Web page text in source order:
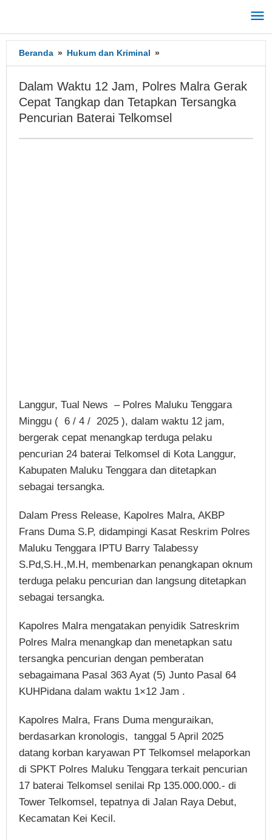
konten
Beranda » Hukum dan Kriminal »
Waktu
Jam,
Polres
Malra
Cepat
Dalam Waktu 12 Jam, Polres Malra Gerak
Cepat Tangkap dan Tetapkan Tersangka
Pencurian Baterai Telkomsel
Langgur, Tual News – Polres Maluku Tenggara
Minggu ( 6 / 4 / 2025 ), dalam waktu 12 jam,
bergerak cepat menangkap terduga pelaku
pencurian 24 baterai Telkomsel di Kota Langgur,
Kabupaten Maluku Tenggara dan ditetapkan
sebagai tersangka.
Dalam Press Release, Kapolres Malra, AKBP
Frans Duma S.P, didampingi Kasat Reskrim Polres
Maluku Tenggara IPTU Barry Talabessy
S.Pd,S.H.,M.H, membenarkan penangkapan oknum
terduga pelaku pencurian dan langsung ditetapkan
sebagai tersangka.
Kapolres Malra mengatakan penyidik Satreskrim
Polres Malra menangkap dan menetapkan satu
tersangka pencurian dengan pemberatan
sebagaimana Pasal 363 Ayat (5) Junto Pasal 64
KUHPidana dalam waktu 1×12 Jam .
Kapolres Malra, Frans Duma menguraikan,
berdasarkan kronologis, tanggal 5 April 2025
datang korban karyawan PT Telkomsel melaporkan
di SPKT Polres Maluku Tenggara terkait pencurian
17 baterai Telkomsel senilai Rp 135.000.000.- di
Tower Telkomsel, tepatnya di Jalan Raya Debut,
Kecamatan Kei Kecil.